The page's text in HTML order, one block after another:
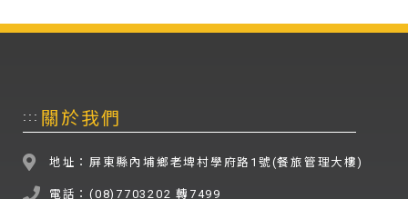
::: 關於我們
地址：屏東縣內埔鄉老埤村學府路1號(餐旅管理大樓)
電話：(08)7703202 轉7499